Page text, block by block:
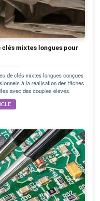
clés mixtes longues pour
de clés mixtes longues conçues
à la réalisation des tâches
avec des couples élevés.